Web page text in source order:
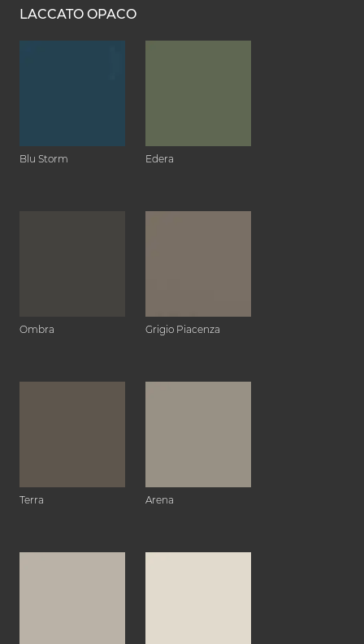
LACCATO OPACO
Blu Storm Edera
Ombra Grigio Piacenza
Terra Arena